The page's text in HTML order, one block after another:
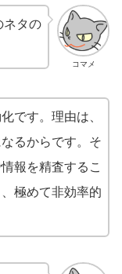
コマメ
ネタの
です。理由は、
るからです。そ
報を精査するこ
極めて非効率的